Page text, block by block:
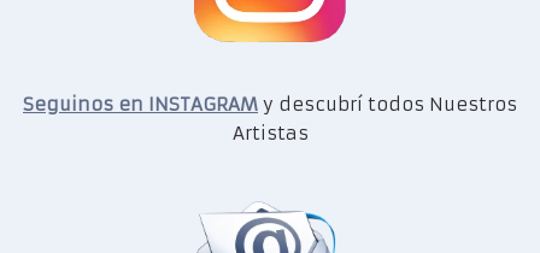
Seguinos en INSTAGRAM y descubrí todos Nuestros
Artistas